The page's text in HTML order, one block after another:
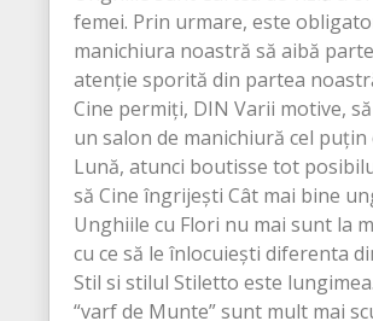
femei. Prin urmare, este
manichiura noastră să aibă
atenție sporită din partea
Cine permiți, DIN Varii motive,
un salon de manichiură cel puțin
Lună, atunci boutisse tot
să Cine îngrijești Cât mai bine
Unghiile cu Flori nu mai sunt la
cu ce să le înlocuiești diferenta
Stil si stilul Stiletto este
“varf de Munte” sunt mult mai